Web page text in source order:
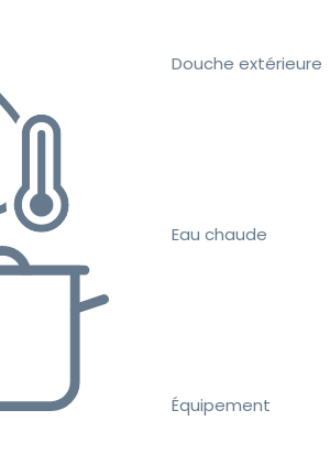
Douche extérieure
Eau chaude
Équipement